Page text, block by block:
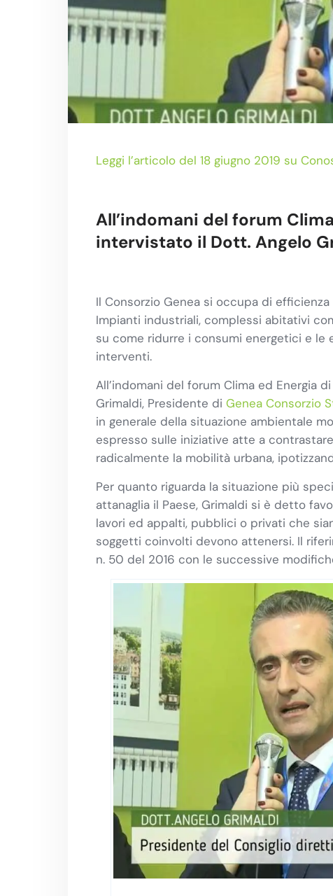
Leggi l’articolo del 18 giugno 2019 su
All’indomani del forum
intervistato il Dott. Angelo
Il Consorzio Genea si occupa di
Impianti industriali, complessi abitativi
su come ridurre i consumi energetici e le
interventi.
All’indomani del forum Clima ed Energia
Grimaldi, Presidente di Genea Consorzio
in generale della situazione ambientale
espresso sulle iniziative atte a
radicalmente la mobilità urbana,
Per quanto riguarda la situazione più
attanaglia il Paese, Grimaldi si è detto
lavori ed appalti, pubblici o privati che
soggetti coinvolti devono attenersi. Il
n. 50 del 2016 con le successive